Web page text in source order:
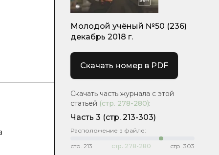
Молодой учёный №50 (236)
декабрь 2018 г.
Скачать номер в PDF
Скачать часть журнала с этой
статьей (стр. 278-280):
Часть 3 (стр. 213-303)
Расположение в файле:
стр. 213 стр. 278-280 стр. 303